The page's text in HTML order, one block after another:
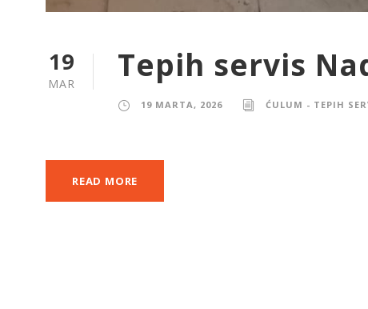
19
MAR Tepih servis
19 MARTA, 2026 ĆULUM - TEPIH
READ MORE